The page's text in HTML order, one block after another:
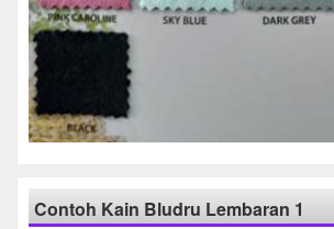
Contoh Kain Bludru Lembaran 1